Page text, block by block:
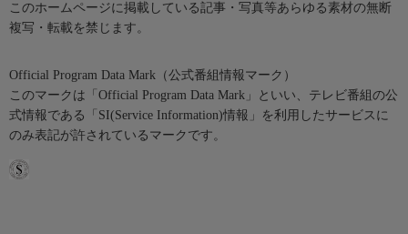
このホームページに掲載している記事・写真等あらゆる素材の無断
複写・転載を禁じます。
Official Program Data Mark（公式番組情報マーク）
このマークは「Official Program Data Mark」といい、テレビ番組の公
式情報である「SI(Service Information)情報」を利用したサービスに
のみ表記が許されているマークです。